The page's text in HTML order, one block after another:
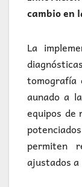
cambio en
La
tomografía
aunado a
equipos de
permiten
ajustados a